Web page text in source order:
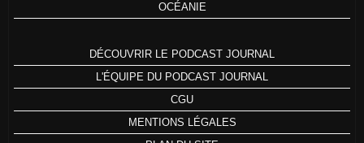
OCÉANIE
DÉCOUVRIR LE PODCAST JOURNAL
L'ÉQUIPE DU PODCAST JOURNAL
CGU
MENTIONS LÉGALES